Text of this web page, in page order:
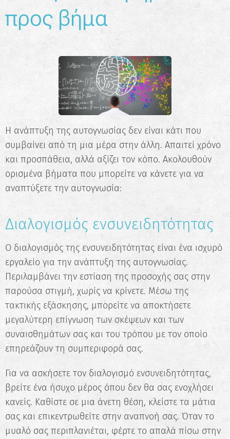
προς βήμα
Η ανάπτυξη της αυτογνωσίας δεν είναι κάτι που
συμβαίνει από τη μια μέρα στην άλλη. Απαιτεί χρόνο
και προσπάθεια, αλλά αξίζει τον κόπο. Ακολουθούν
ορισμένα βήματα που μπορείτε να κάνετε για να
αναπτύξετε την αυτογνωσία:
Διαλογισμός ενσυνειδητότητας
Ο διαλογισμός της ενσυνειδητότητας είναι ένα ισχυρό
εργαλείο για την ανάπτυξη της αυτογνωσίας.
Περιλαμβάνει την εστίαση της προσοχής σας στην
παρούσα στιγμή, χωρίς να κρίνετε. Μέσω της
τακτικής εξάσκησης, μπορείτε να αποκτήσετε
μεγαλύτερη επίγνωση των σκέψεων και των
συναισθημάτων σας και του τρόπου με τον οποίο
επηρεάζουν τη συμπεριφορά σας.
Για να ασκήσετε τον διαλογισμό ενσυνειδητότητας,
βρείτε ένα ήσυχο μέρος όπου δεν θα σας ενοχλήσει
κανείς. Καθίστε σε μια άνετη θέση, κλείστε τα μάτια
σας και επικεντρωθείτε στην αναπνοή σας. Όταν το
μυαλό σας περιπλανιέται, φέρτε το απαλά πίσω στην